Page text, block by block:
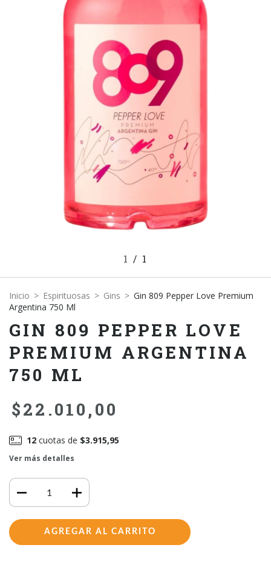
1 / 1
Inicio > Espirituosas > Gins > Gin 809 Pepper Love Premium
Argentina 750 Ml
GIN 809 PEPPER LOVE
PREMIUM ARGENTINA
750 ML
$22.010,00
12cuotas de $3.915,95
Ver más detalles